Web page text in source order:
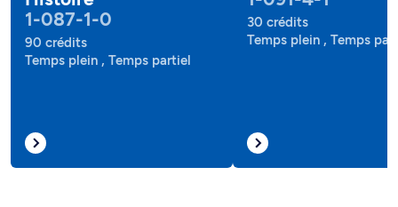
1-087-1-0
90 crédits
Temps plein , Temps partiel
30 crédits
Temps plein , Temps